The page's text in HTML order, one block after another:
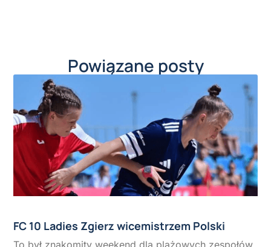
Powiązane posty
FC 10 Ladies Zgierz wicemistrzem Polski